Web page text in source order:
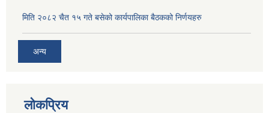
मिति २०८२ चैत १५ गते बसेको कार्यपालिका बैठकको निर्णयहरु
अन्य
लोकप्रिय